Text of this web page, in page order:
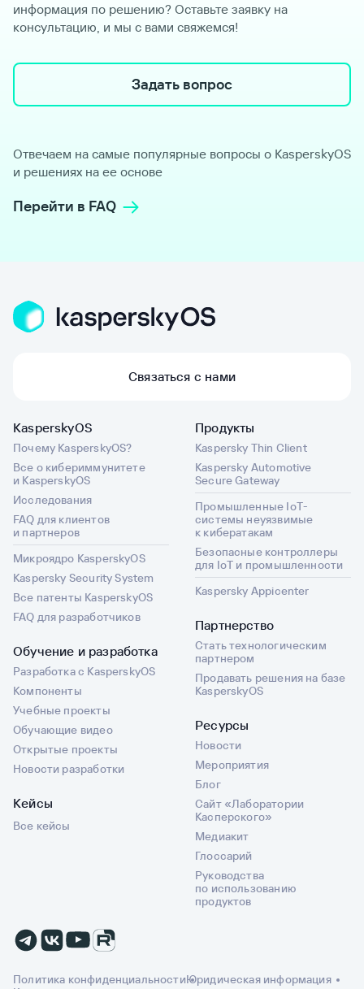
информация по решению? Оставьте заявку на
консультацию, и мы с вами свяжемся!
Задать вопрос
Отвечаем на самые популярные вопросы о KasperskyOS
и решениях на ее основе
Перейти в FAQ
Связаться с нами
KasperskyOS
Почему KasperskyOS?
Все о кибериммунитете
и KasperskyOS
Исследования
FAQ для клиентов
и партнеров
Микроядро KasperskyOS
Kaspersky Security System
Все патенты KasperskyOS
FAQ для разработчиков
Обучение и разработка
Разработка с KasperskyOS
Компоненты
Учебные проекты
Обучающие видео
Открытые проекты
Новости разработки
Кейсы
Все кейсы
Продукты
Kaspersky Thin Client
Kaspersky Automotive
Secure Gateway
Промышленные IoT-
системы неуязвимые
к кибератакам
Безопасные контроллеры
для IoT и промышленности
Kaspersky Appicenter
Партнерство
Стать технологическим
партнером
Продавать решения на базе
KasperskyOS
Ресурсы
Новости
Мероприятия
Блог
Сайт «Лаборатории
Касперского»
Медиакит
Глоссарий
Руководства
по использованию
продуктов
Политика конфиденциальностиЮридическая информация